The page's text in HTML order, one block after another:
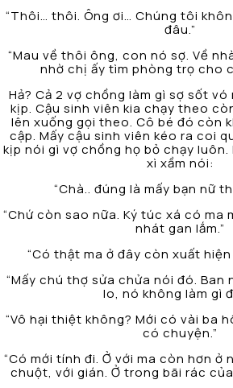
“Thôi… thôi. Ông ơi… Chúng tôi
đâu.”
“Mau về thôi ông, con nó sợ. Về
nhờ chị ấy tìm phòng trọ cho
Hả? Cả 2 vợ chồng làm gì sợ sốt
kịp. Cậu sinh viên kia chạy theo
lên xuống gọi theo. Cô bé đó còn
cập. Mấy cậu sinh viên kéo ra coi
kịp nói gì vợ chồng họ bỏ chạy luôn.
xì xầm nói:
“Chà.. đúng là mấy bạn nữ
“Chứ còn sao nữa. Ký túc xá có ma
nhát gan lắm.”
“Có thật ma ở đây còn xuất
“Mấy chú thợ sửa chửa nói đó. Ban
lo, nó không làm gì
“Vô hại thiệt không? Mới có vài ba
có chuyện.”
“Có mới tính đi. Ở với ma còn hơn ở
chuột, với gián. Ở trong bãi rác